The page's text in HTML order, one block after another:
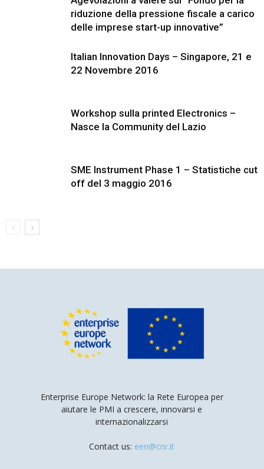
riduzione della pressione fiscale a carico
delle imprese start-up innovative”
Italian Innovation Days – Singapore, 21 e
22 Novembre 2016
Workshop sulla printed Electronics –
Nasce la Community del Lazio
SME Instrument Phase 1 – Statistiche cut
off del 3 maggio 2016
Enterprise Europe Network: la Rete Europea per
aiutare le PMI a crescere, innovarsi e
internazionalizzarsi
Contact us: een@cnr.it